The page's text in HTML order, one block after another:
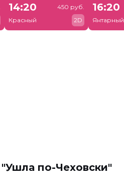
14:20
Красный
450 руб.
2D
16:20
Янтарный
по-Чеховски"